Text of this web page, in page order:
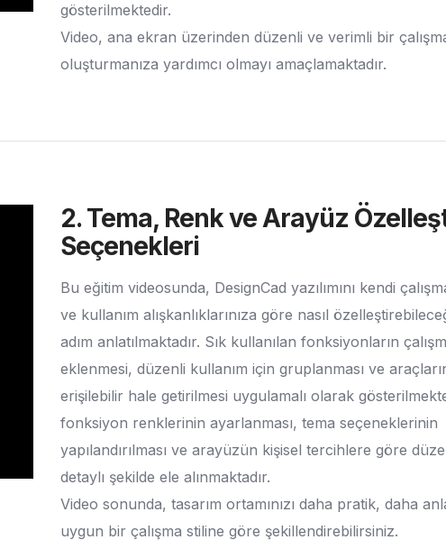
gösterilmektedir.
Video, ana ekran üzerinden düzenli ve verimli bir çalışma
oluşturmanıza yardımcı olmayı amaçlamaktadır.
2. Tema, Renk ve Arayüz
Seçenekleri
Bu eğitim videosunda, DesignCad yazılımını kendi
ve kullanım alışkanlıklarınıza göre nasıl
adım anlatılmaktadır. Sık kullanılan fonksiyonların
eklenmesi, düzenli kullanım için gruplanması ve
erişilebilir hale getirilmesi uygulamalı olarak
fonksiyon renklerinin ayarlanması, tema seçeneklerinin
yapılandırılması ve arayüzün kişisel tercihlere göre
detaylı şekilde ele alınmaktadır.
Video sonunda, tasarım ortamınızı daha pratik, daha
uygun bir çalışma stiline göre şekillendirebilirsiniz.